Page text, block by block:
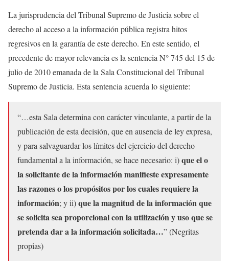
La jurisprudencia del Tribunal Supremo de Justicia sobre el
derecho al acceso a la información pública registra hitos
regresivos en la garantía de este derecho. En este sentido, el
precedente de mayor relevancia es la sentencia N° 745 del 15 de
julio de 2010 emanada de la Sala Constitucional del Tribunal
Supremo de Justicia. Esta sentencia acuerda lo siguiente:
“…esta Sala determina con carácter vinculante, a partir de la
publicación de esta decisión, que en ausencia de ley expresa,
y para salvaguardar los límites del ejercicio del derecho
fundamental a la información, se hace necesario: i)que el o
la solicitante de la información manifieste expresamente
las razones o los propósitos por los cuales requiere la
información; y ii)que la magnitud de la información que
se solicita sea proporcional con la utilización y uso que se
pretenda dar a la información solicitada…” (Negritas
propias)